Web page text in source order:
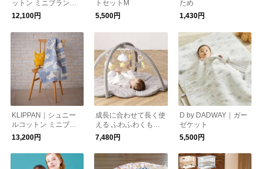
ットン ミニブランケ
ット リトルベア【出
産祝い】
12,100円
トセットM
5,500円
ため
1,430円
KLIPPAN｜シュニー
ルコットン ミニブラ
ンケット【出産祝い】
13,200円
成長に合わせて長く使
える ふわふわくもの
プレイジムマット
7,480円
D by DADWAY｜ガー
ゼケット
5,500円